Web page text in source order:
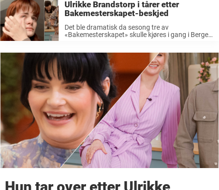
Ulrikke Brandstorp i tårer etter
Bakemesterskapet-beskjed
Det ble dramatisk da sesong tre av
«Bakemesterskapet» skulle kjøres i gang i Bergen
fødsel – to måneder før termin. Dermed ...